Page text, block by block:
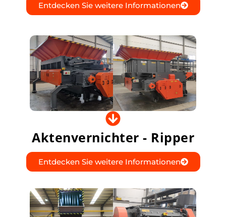
Entdecken Sie weitere Informationen
Aktenvernichter - Ripper
Entdecken Sie weitere Informationen